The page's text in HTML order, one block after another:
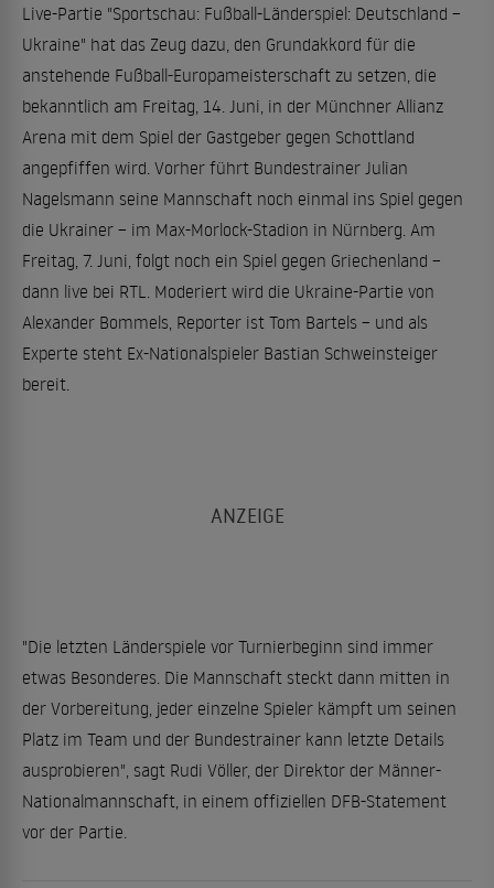
Live-Partie "Sportschau: Fußball-Länderspiel: Deutschland –
Ukraine" hat das Zeug dazu, den Grundakkord für die
anstehende Fußball-Europameisterschaft zu setzen, die
bekanntlich am Freitag, 14. Juni, in der Münchner Allianz
Arena mit dem Spiel der Gastgeber gegen Schottland
angepfiffen wird. Vorher führt Bundestrainer Julian
Nagelsmann seine Mannschaft noch einmal ins Spiel gegen
die Ukrainer – im Max-Morlock-Stadion in Nürnberg. Am
Freitag, 7. Juni, folgt noch ein Spiel gegen Griechenland –
dann live bei RTL. Moderiert wird die Ukraine-Partie von
Alexander Bommels, Reporter ist Tom Bartels – und als
Experte steht Ex-Nationalspieler Bastian Schweinsteiger
bereit.
"Die letzten Länderspiele vor Turnierbeginn sind immer
etwas Besonderes. Die Mannschaft steckt dann mitten in
der Vorbereitung, jeder einzelne Spieler kämpft um seinen
Platz im Team und der Bundestrainer kann letzte Details
ausprobieren", sagt Rudi Völler, der Direktor der Männer-
Nationalmannschaft, in einem offiziellen DFB-Statement
vor der Partie.